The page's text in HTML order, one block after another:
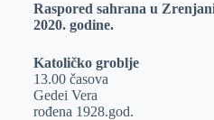
e
I
s
p
p
a
l
Raspored sahrana u
2020. godine.
Katoličko groblje
13.00 časova
Gedei Vera
rođena 1928.god.